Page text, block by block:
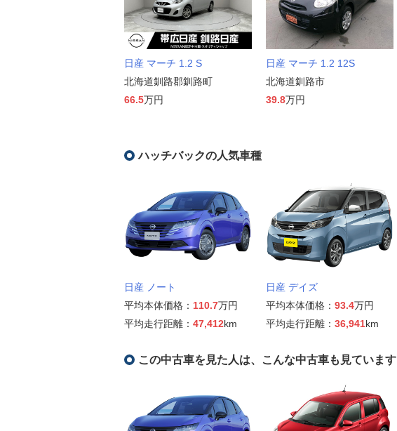
日産 マーチ 1.2 S
北海道釧路郡釧路町
66.5万円
日産 マーチ 1.2 12S
北海道釧路市
39.8万円
ハッチバックの人気車種
日産 ノート
平均本体価格： 110.7万円
平均走行距離： 47,412km
日産 デイズ
平均本体価格： 93.4万円
平均走行距離： 36,941km
この中古車を見た人は、こんな中古車も見ています